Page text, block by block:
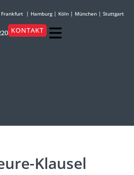
Frankfurt | Hamburg| Köln | München | Stuttgart
KONTAKT
Klausel